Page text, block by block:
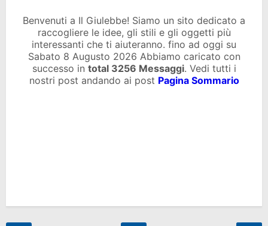
Benvenuti a Il Giulebbe! Siamo un sito dedicato a
raccogliere le idee, gli stili e gli oggetti più
interessanti che ti aiuteranno. fino ad oggi su
Sabato 8 Augusto 2026 Abbiamo caricato con
successo in total 3256 Messaggi. Vedi tutti i
nostri post andando ai post Pagina Sommario